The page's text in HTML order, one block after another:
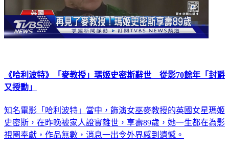
《哈利波特》「麥教授」瑪姬史密斯辭世 從影70餘年「封爵
又授勳」
知名電影「哈利波特」當中，飾演女巫麥教授的英國女星瑪姬
史密斯，在昨晚被家人證實離世，享壽89歲，她一生都在為影
視圈奉獻，作品無數，消息一出令外界感到遺憾。